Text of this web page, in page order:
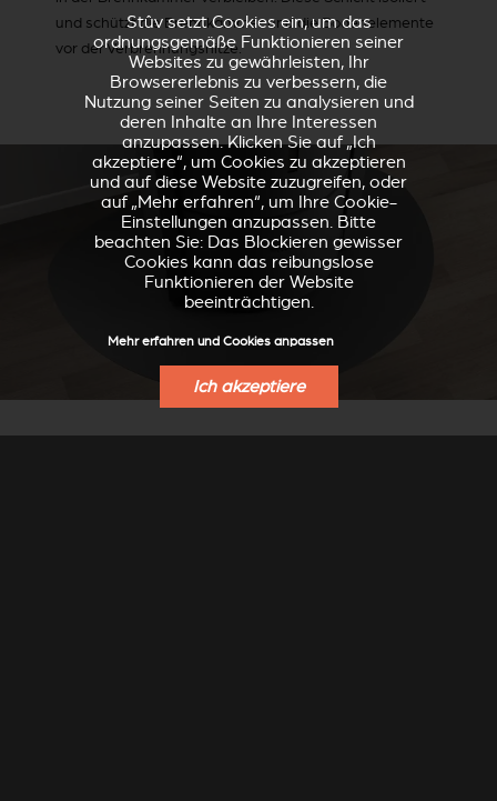
und schützt die Brennkammer und die Bodenelemente
vor der Verbrennungshitze.
Stûv setzt Cookies ein, um das
ordnungsgemäße Funktionieren seiner
Websites zu gewährleisten, Ihr
Browsererlebnis zu verbessern, die
Nutzung seiner Seiten zu analysieren und
deren Inhalte an Ihre Interessen
anzupassen. Klicken Sie auf „Ich
akzeptiere“, um Cookies zu akzeptieren
und auf diese Website zuzugreifen, oder
auf „Mehr erfahren“, um Ihre Cookie-
Einstellungen anzupassen. Bitte
beachten Sie: Das Blockieren gewisser
Cookies kann das reibungslose
Funktionieren der Website
beeinträchtigen.
Mehr erfahren und Cookies anpassen
Ich akzeptiere